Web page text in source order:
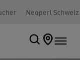
Neoperl Schweiz